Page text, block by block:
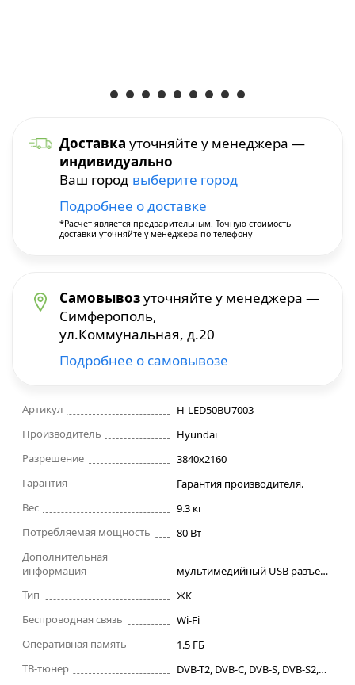
Артикул
H-LED50BU7003
Производитель
Hyundai
Разрешение
3840x2160
Гарантия
Гарантия производителя.
Вес
9.3 кг
Потребляемая мощность
80 Вт
Дополнительная
информация
мультимедийный USB разъем, встроенный Wi-Fi и Bluetooth, таймер сна, таймер включения/выключения, родительский контроль
Тип
ЖК
Беспроводная связь
Wi-Fi
Оперативная память
1.5 ГБ
ТВ-тюнер
DVB-T2, DVB-C, DVB-S, DVB-S2, DVB-T, нет
Доставка уточняйте у менеджера —
индивидуально
Ваш город выберите город
Подробнее о доставке
*Расчет является предварительным. Точную стоимость
доставки уточняйте у менеджера по телефону
Самовывозуточняйте у менеджера —
Симферополь,
ул.Коммунальная, д.20
Подробнее о самовывозе
Столовые приборы
Термосы
Пилы и плиткорезы
Прочие инструменты
Сварочное оборудование
Фрезеры
Штроборезы
Шуруповерты и электроотвертки
Электролобзики
Электрорубанки